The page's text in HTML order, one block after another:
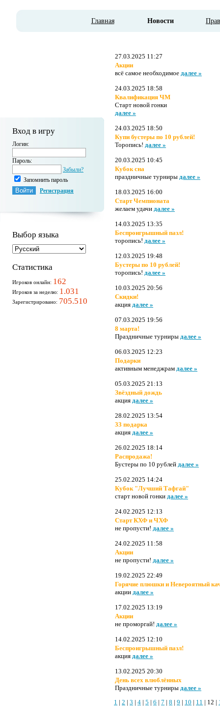
Главная Новости
Вход в игру
Логин:
Пароль:
Забыли?
Запомнить пароль
Регистрация
Выбор языка
Статистика
Игроков онлайн: 162
Игроков за неделю: 1.031
Зарегистрировано: 705.510
27.03.2025 11:27
Акции
всё самое необходимое далее »
24.03.2025 18:58
Квалификация ЧМ
Старт новой гонки
далее »
24.03.2025 18:50
Купи бустеры по 10 рублей!
Торопись! далее »
20.03.2025 10:45
Кубок сна
праздничные турниры далее »
18.03.2025 16:00
Старт Чемпионата
желаем удачи далее »
14.03.2025 13:35
Беспроигрышный пазл!
торопись! далее »
12.03.2025 19:48
Бустеры по 10 рублей!
торопись! далее »
10.03.2025 20:56
Скидки!
акция далее »
07.03.2025 19:56
8 марта!
Праздничные турниры далее »
06.03.2025 12:23
Подарки
активным менеджрам далее »
05.03.2025 21:13
Звёздный дождь
акция далее »
28.02.2025 13:54
33 подарка
акция далее »
26.02.2025 18:14
Распродажа!
Бустеры по 10 рублей далее »
25.02.2025 14:24
Кубок "Лучший Тафгай"
старт новой гонки далее »
24.02.2025 12:13
Старт КХФ и ЧХФ
не пропусти! далее »
24.02.2025 11:58
Акции
не пропусти! далее »
19.02.2025 22:49
Горячие плюшки и Невероятный
акции далее »
17.02.2025 13:19
Акции
не проморгай! далее »
14.02.2025 12:10
Беспроигрышный пазл!
акция далее »
13.02.2025 20:30
День всех влюблённых
Праздничные турниры далее »
1 | 2 | 3 | 4 | 5 | 6 | 7 | 8 | 9 | 10 | 11 | 12 |